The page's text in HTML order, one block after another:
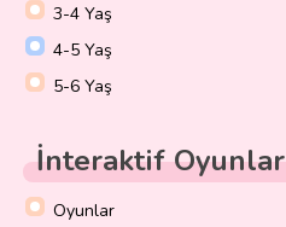
3-4 Yaş
4-5 Yaş
5-6 Yaş
İnteraktif Oyunlar
Oyunlar